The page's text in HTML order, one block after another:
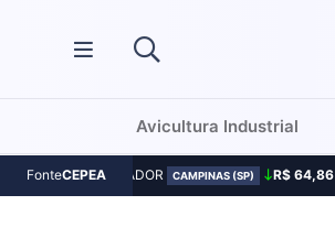
Avicultura Industrial
FonteCEPEA
MILHO - INDICADOR CAMPINAS (SP) R$ 64,86